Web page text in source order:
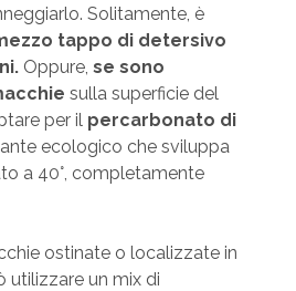
Solitamente, è
tappo di detersivo
Oppure, se sono
sulla superficie del
per il percarbonato di
ecologico che sviluppa
a 40°, completamente
ostinate o localizzate in
utilizzare un mix di